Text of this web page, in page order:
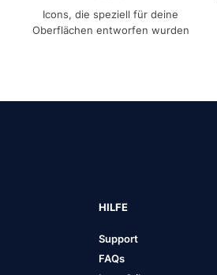
Icons, die speziell für deine
Oberflächen entworfen wurden
HILFE
Support
FAQs